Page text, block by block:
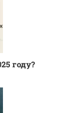
году?